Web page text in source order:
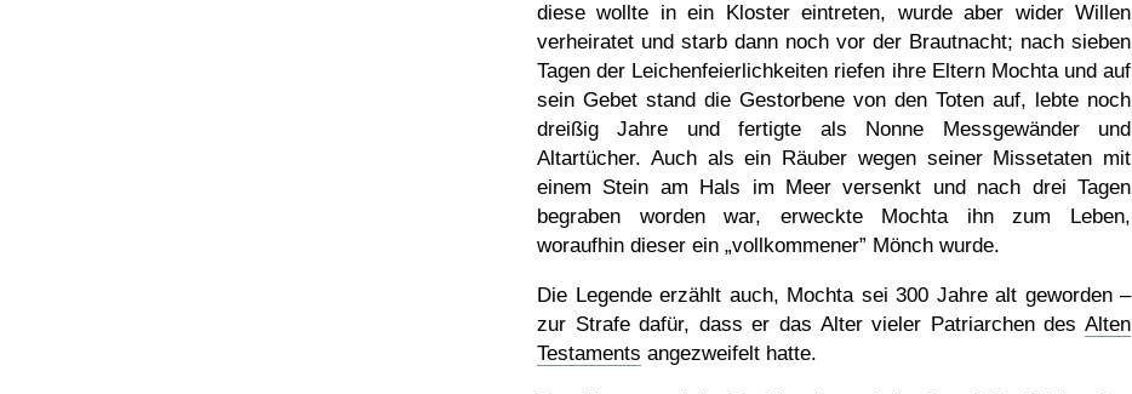
diese wollte in ein Kloster eintreten, wurde aber wider Willen
verheiratet und starb dann noch vor der Brautnacht; nach sieben
Tagen der Leichenfeierlichkeiten riefen ihre Eltern Mochta und auf
sein Gebet stand die Gestorbene von den Toten auf, lebte noch
dreißig Jahre und fertigte als Nonne Messgewänder und
Altartücher. Auch als ein Räuber wegen seiner Missetaten mit
einem Stein am Hals im Meer versenkt und nach drei Tagen
begraben worden war, erweckte Mochta ihn zum Leben,
woraufhin dieser ein vollkommener Mönch wurde.
Die Legende erzählt auch, Mochta sei 300 Jahre alt geworden –
zur Strafe dafür, dass er das Alter vieler Patriarchen des Alten
Testaments angezweifelt hatte.